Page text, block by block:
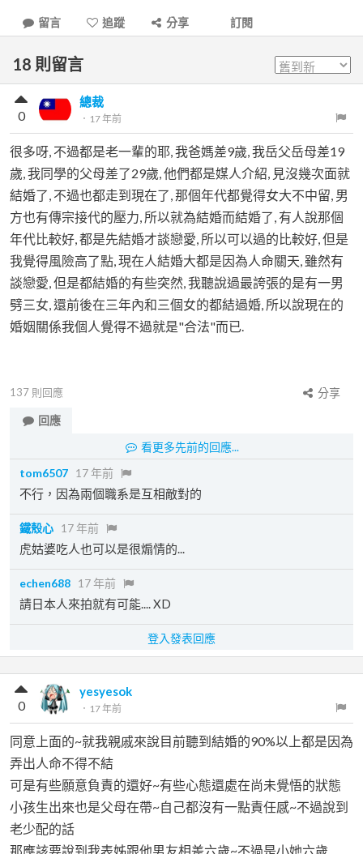
留言 追蹤 分享 訂閱
18 則留言
總裁
． 17 年前
0
很多呀, 不過都是老一輩的耶, 我爸媽差9歲, 我岳父岳母差19
歲, 我同學的父母差了29歲, 他們都是媒人介紹, 見沒幾次面就
結婚了, 不過也都走到現在了, 那個年代都覺得女大不中留, 男
方也有傳宗接代的壓力, 所以就為結婚而結婚了, 有人說那個
年代比較好, 都是先結婚才談戀愛, 所以可以過的比較好, 但是
我覺得風險高了點, 現在人結婚大都是因為人命關天, 雖然有
談戀愛, 但是都結婚的有些突然, 我聽說過最誇張的是有一男
劈三女, 還前後在三年內和三個女的都結過婚, 所以說現在的
婚姻關係我個人覺得不過就是"合法"而已.
137 則回應
分享
回應
看更多先前的回應...
tom6507 17 年前
不行，因為兩個職系是互相敵對的
鐵殼心 17 年前
虎姑婆吃人也可以是很煽情的...
echen688 17 年前
請日本人來拍就有可能.... XD
登入發表回應
yesyesok
． 17 年前
0
同意上面的~就我親戚來說目前聽到結婚的90%以上都是因為
弄出人命不得不結
可是有些願意負責的還好~有些心態還處在尚未覺悟的狀態
小孩生出來也是父母在帶~自己都沒有一點責任感~不過說到
老少配的話
那應該要說到我表姊跟他男友相差六歲~不過是小她六歲